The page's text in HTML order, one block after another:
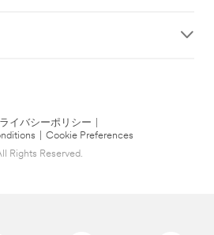
イバシーポリシー
Cookie Preferences
Rights Reserved.